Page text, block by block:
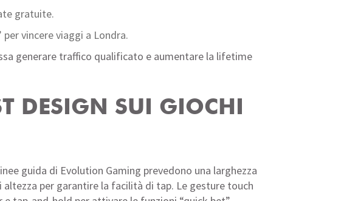
gratuite.
vincere viaggi a Londra.
generare traffico qualificato e aumentare la lifetime
DESIGN SUI GIOCHI
guida di Evolution Gaming prevedono una larghezza
altezza per garantire la facilità di tap. Le gesture touch